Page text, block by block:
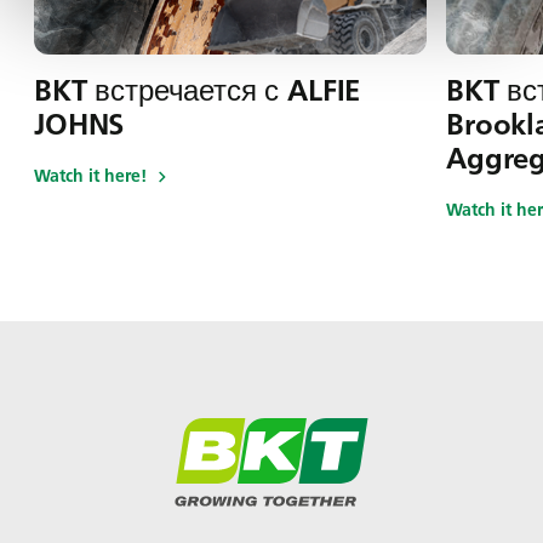
BKT встречается с ALFIE
JOHNS
Watch it here!
BKT
Watch it